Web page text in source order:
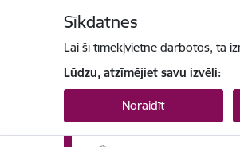
Sīkdatnes
Lai šī tīmekļvietne darbotos, tā
Lūdzu, atzīmējiet savu izvēli:
Noraidīt